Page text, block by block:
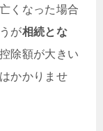
くなった場合
が相続とな
除額が大きい
かかりませ